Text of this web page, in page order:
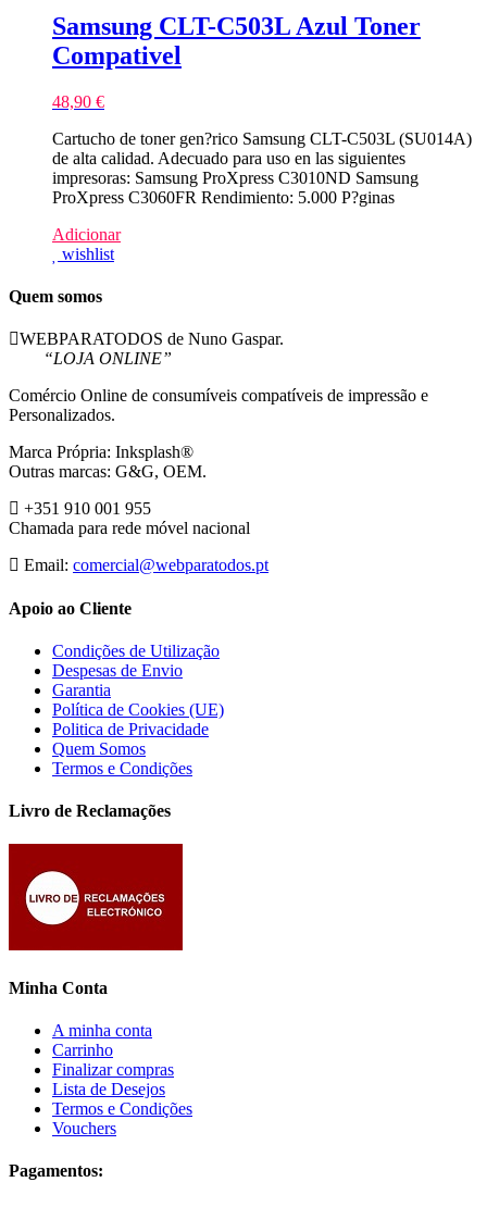
Samsung CLT-C503L Azul Toner
Compativel
48,90 €
Cartucho de toner gen?rico Samsung CLT-C503L (SU014A)
de alta calidad. Adecuado para uso en las siguientes
impresoras: Samsung ProXpress C3010ND Samsung
ProXpress C3060FR Rendimiento: 5.000 P?ginas
Adicionar
wishlist
Quem somos
WEBPARATODOS de Nuno Gaspar.
“LOJA ONLINE”
Comércio Online de consumíveis compatíveis de impressão e
Personalizados.
Marca Própria: Inksplash®
Outras marcas: G&G, OEM.
+351 910 001 955
Chamada para rede móvel nacional
Email: comercial@webparatodos.pt
Apoio ao Cliente
Condições de Utilização
Despesas de Envio
Garantia
Política de Cookies (UE)
Politica de Privacidade
Quem Somos
Termos e Condições
Livro de Reclamações
Minha Conta
A minha conta
Carrinho
Finalizar compras
Lista de Desejos
Termos e Condições
Vouchers
Pagamentos: